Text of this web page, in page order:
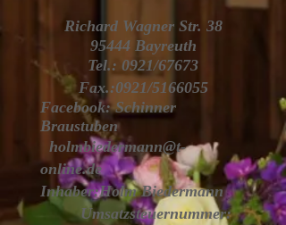
Richard Wagner Str. 38
95444 Bayreuth
Tel.: 0921/67673
Fax.:0921/5166055
Facebook: Schinner
Braustuben
holmbiedermann@t-
online.de
Inhaber:Holm Biedermann
Umsatzsteuernummer: